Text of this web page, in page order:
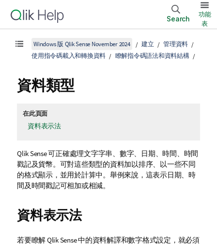
Search
功能
表
Windows 版 Qlik Sense November 2024 建立
管理資料
使用指令碼載入和轉換資料
瞭解指令碼語法和資料結構
資料類型
在此頁面
資料表示法
Qlik Sense可正確處理文字字串、數字、日期、時間、時間
戳記及貨幣。可對這些類型的資料加以排序、以一些不同
的格式顯示，並用於計算中。舉例來說，這表示日期、時
間及時間戳記可相加或相減。
資料表示法
若要瞭解Qlik Sense中的資料解譯和數字格式設定，就必須